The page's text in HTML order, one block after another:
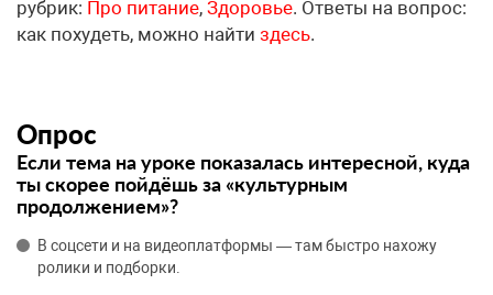
рубрик: Про питание, Здоровье. Ответы на вопрос:
как похудеть, можно найти здесь.
Опрос
Если тема на уроке показалась интересной, куда
ты скорее пойдёшь за «культурным
продолжением»?
В соцсети и на видеоплатформы — там быстро нахожу
ролики и подборки.